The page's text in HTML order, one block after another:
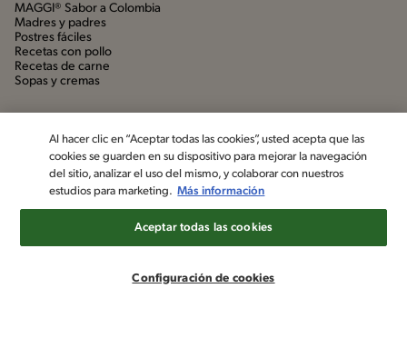
MAGGI® Sabor a Colombia
Madres y padres
Postres fáciles
Recetas con pollo
Recetas de carne
Sopas y cremas
©2022, Nestlé. Marcas registradas por Société dels Produits Nestlé,
Al hacer clic en “Aceptar todas las cookies”, usted acepta que las
cookies se guarden en su dispositivo para mejorar la navegación
del sitio, analizar el uso del mismo, y colaborar con nuestros
estudios para marketing. Más información
Configuración de cookies
Aceptar todas las cookies